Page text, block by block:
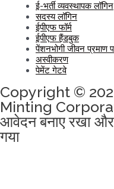
ई-भर्ती व्यवस्थापक लॉगिन
सदस्य लॉगिन
ईपीएफ फॉर्म
ईपीएफ हैंडबुक
पेंशनभोगी जीवन प्रमाण
अस्वीकरण
पेमेंट गेटवे
Copyright ©
Minting
आवेदन बनाए रखा और
गया